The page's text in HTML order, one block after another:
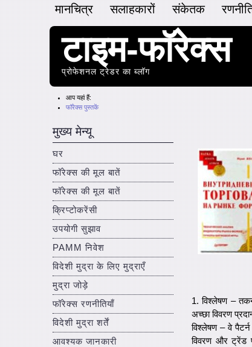
मानचित्र सलाहकारों संकेतक
टाइम-फॉरेक्स
प्रोफेशनल ट्रेडर का ब्लॉग
आप यहां हैं:
फॉरेक्स पुस्तकें
मुख्य मेन्यू
घर
फॉरेक्स की मूल बातें
फॉरेक्स की मूल बातें
क्रिप्टोकरेंसी
उपयोगी सुझाव
PAMM निवेश
विदेशी मुद्रा के लिए मुद्राएँ
मुद्रा जोड़े
फॉरेक्स रणनीतियाँ
विदेशी मुद्रा शर्तें
आवश्यक जानकारी
1. विश्लेषण –
अच्छा विवरण
विश्लेषण – वे
विवरण और ट्रेंड